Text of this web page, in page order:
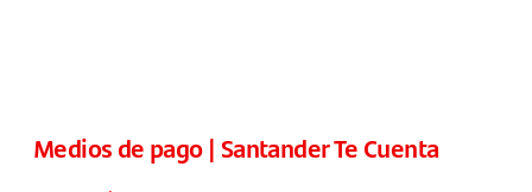
Medios de pago | Santander Te Cuenta